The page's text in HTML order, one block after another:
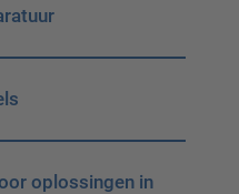
oplossingen in